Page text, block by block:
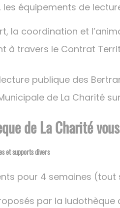
les équipements de
la coordination et
à travers le Contrat
publique des
de La Charité
de La Charité
et supports divers
pour 4 semaines
par la ludothèque